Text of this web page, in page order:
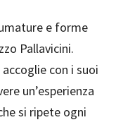
e forme
Pallavicini.
con i suoi
un’esperienza
si ripete ogni